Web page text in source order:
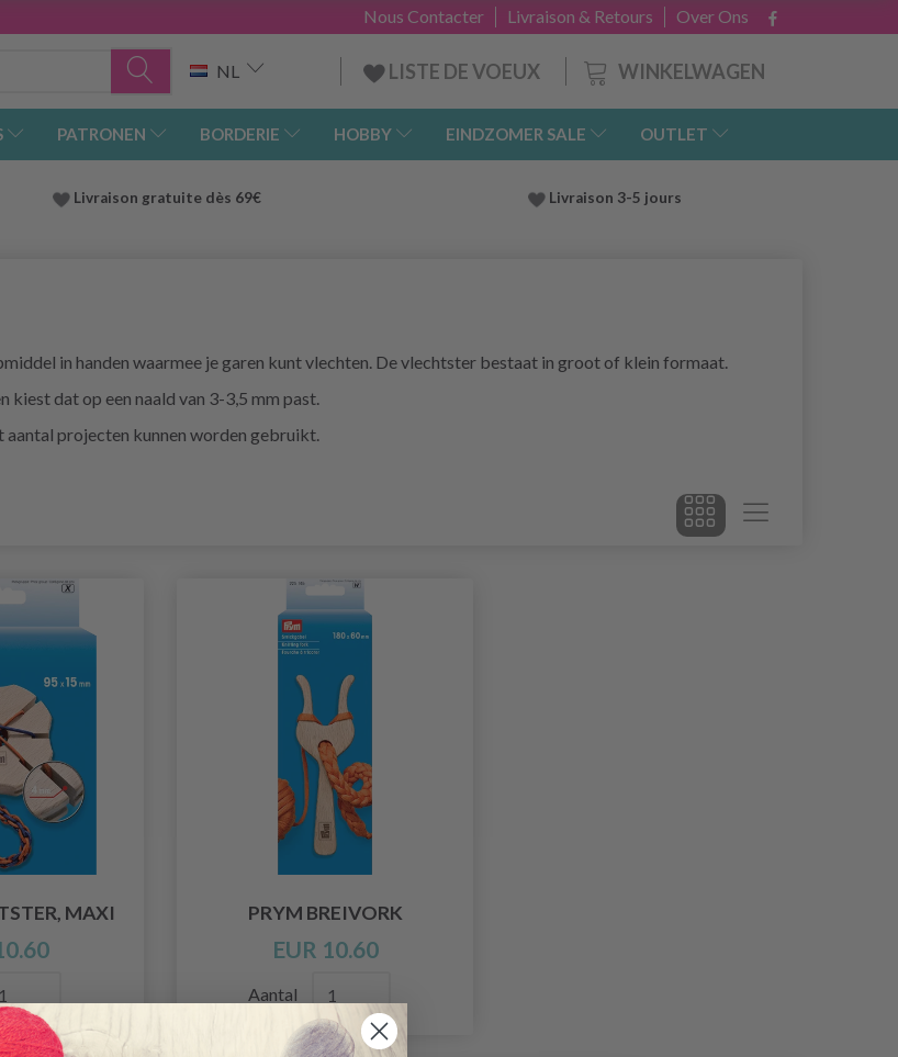
Over Ons
Livraison & Retours
Nous Contacter
WINKELWAGEN
NL LISTE DE VOEUX
PATRONEN BORDERIE HOBBY EINDZOMER SALE OUTLET
Livraison gratuite dès 69€ Livraison 3-5 jours
in handen waarmee je garen kunt vlechten. De vlechtster bestaat in groot of klein formaat.
kiest dat op een naald van 3-3,5 mm past.
aantal projecten kunnen worden gebruikt.
MAXI PRYM BREIVORK
EUR 10.60
Aantal